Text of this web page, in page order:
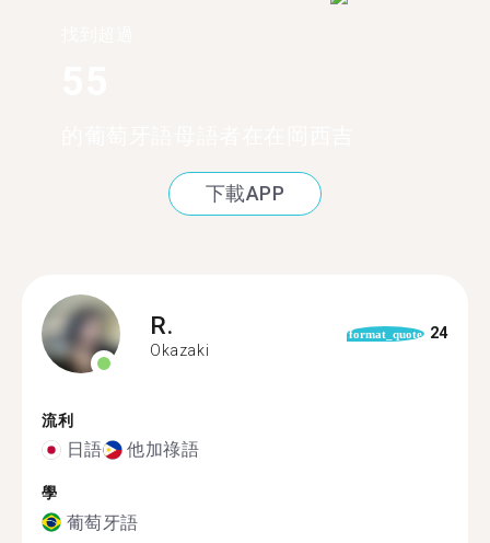
下載APP
R.
Okazaki
format_quote 24
流利
日語 他加祿語
學
葡萄牙語